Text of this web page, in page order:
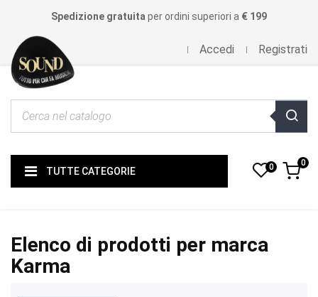
Spedizione gratuita per ordini superiori a € 199
Accedi Registrati
TUTTE CATEGORIE 0 0
Elenco di prodotti per marca
Karma